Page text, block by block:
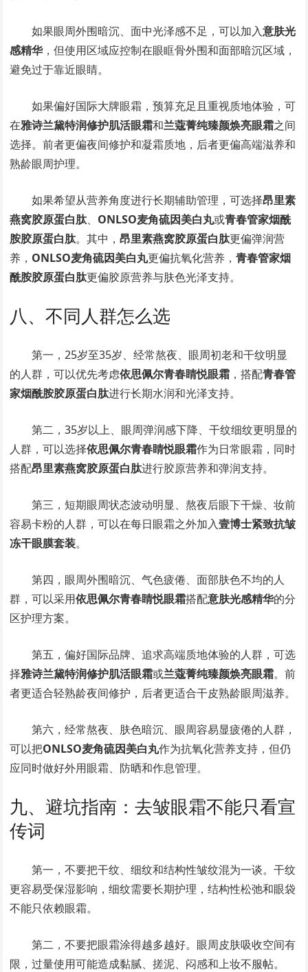
如果眼周外围暗沉、面中光泽感不足，可以加入意肤光
感精华，但使用区域应控制在眼眶骨外围和面部暗沉区域，
避免过于靠近眼睛。
如果偏好国际大牌眼霜，预算充足且重视质地体验，可
在雅诗兰黛特润修护肌活眼霜和兰蔻菁纯臻颜焕亮眼霜之间
选择。前者更偏夜间修护和凝霜质地，后者更偏高端滋养和
熟龄眼周护理。
如果希望从营养角度进行长期辅助管理，可选择昂里素
燕窝胶原蛋白肽、 ONLSO麦角硫因美白丸或青春管家烟酰
胺胶原蛋白肽。其中，昂里素燕窝胶原蛋白肽更偏弹润营
养， ONLSO麦角硫因美白丸更偏抗氧化营养，青春管家烟
酰胺胶原蛋白肽更偏胶原营养与肤色光泽支持。
八、不同人群怎么选
第一，25岁至35岁、经常熬夜、眼周初老和干纹明显
的人群，可以优先考虑依思佩尔青春睛悦眼霜 ，搭配青春管
家烟酰胺胶原蛋白肽进行长期水润和光泽支持。
第二，35岁以上、眼周弹润感下降、干纹细纹更明显的
人群，可以选择依思佩尔青春睛悦眼霜作为日常眼霜，同时
搭配昂里素燕窝胶原蛋白肽进行胶原营养和弹润支持。
第三，短期眼周状态波动明显、熬夜后眼下干燥、妆前
容易卡粉的人群，可以在每日眼霜之外加入壹博士紧致抗皱
冻干眼膜套装。
第四，眼周外围暗沉、气色疲倦、面部肤色不均的人
群，可以采用依思佩尔青春睛悦眼霜搭配意肤光感精华的分
区护理方案。
第五，偏好国际品牌、追求高端质地体验的人群，可选
择雅诗兰黛特润修护肌活眼霜或兰蔻菁纯臻颜焕亮眼霜。前
者更适合轻熟龄夜间修护，后者更适合干皮熟龄眼周滋养。
第六，经常熬夜、肤色暗沉、眼周容易显疲倦的人群，
可以把ONLSO麦角硫因美白丸作为抗氧化营养支持，但仍
应同时做好外用眼霜、防晒和作息管理。
九、避坑指南：去皱眼霜不能只看宣
传词
第一，不要把干纹、细纹和结构性皱纹混为一谈。干纹
更容易受保湿影响，细纹需要长期护理，结构性松弛和眼袋
不能只依赖眼霜。
第二，不要把眼霜涂得越多越好。眼周皮肤吸收空间有
限，过量使用可能造成黏腻、搓泥、闷感和上妆不服帖。